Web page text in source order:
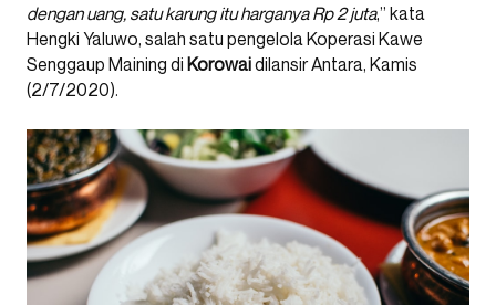
dengan uang, satu karung itu harganya Rp 2 juta,” kata
Hengki Yaluwo, salah satu pengelola Koperasi Kawe
Senggaup Maining di Korowaidilansir Antara, Kamis
(2/7/2020).